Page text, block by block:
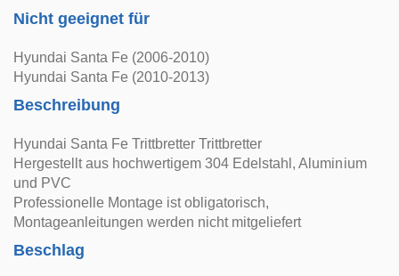
Nicht geeignet für
Hyundai Santa Fe (2006-2010)
Hyundai Santa Fe (2010-2013)
Beschreibung
Hyundai Santa Fe Trittbretter Trittbretter
Hergestellt aus hochwertigem 304 Edelstahl, Aluminium
und PVC
Professionelle Montage ist obligatorisch,
Montageanleitungen werden nicht mitgeliefert
Beschlag